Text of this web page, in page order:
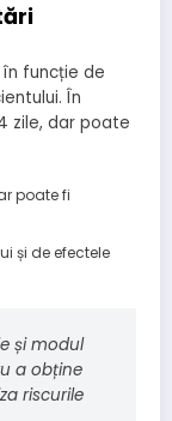
funcție de
În
zile, dar poate
poate fi
și de efectele
și modul
a obține
riscurile